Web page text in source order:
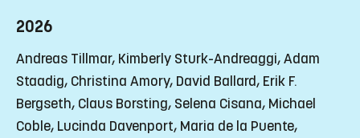
2026
Andreas Tillmar, Kimberly Sturk-Andreaggi, Adam
Staadig, Christina Amory, David Ballard, Erik F.
Bergseth, Claus Borsting, Selena Cisana, Michael
Coble, Lucinda Davenport, Maria de la Puente,